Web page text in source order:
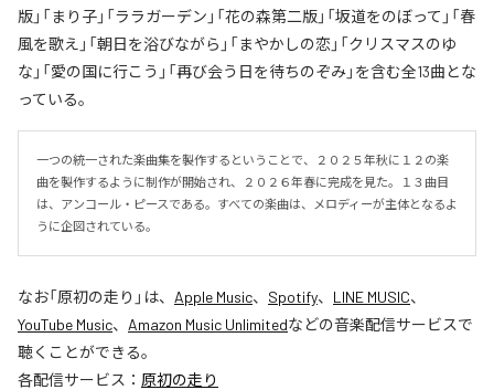
版」「まり子」「ララガーデン」「花の森第二版」「坂道をのぼって」「春
風を歌え」「朝日を浴びながら」「まやかしの恋」「クリスマスのゆ
な」「愛の国に行こう」「再び会う日を待ちのぞみ」を含む全13曲とな
っている。
一つの統一された楽曲集を製作するということで、２０２５年秋に１２の楽
曲を製作するように制作が開始され、２０２６年春に完成を見た。１３曲目
は、アンコール・ピースである。すべての楽曲は、メロディーが主体となるよ
うに企図されている。
なお「原初の走り 」は、 Apple Music、 Spotify、 LINE MUSIC、
YouTube Music、 Amazon Music Unlimitedなどの音楽配信サービスで
聴くことができる。
各配信サービス： 原初の走り